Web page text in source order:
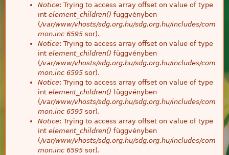
Notice: Trying to access array offset on value of type
int element_children() függvényben
(/var/www/vhosts/sdg.org.hu/sdg.org.hu/includes/com
mon.inc 6595 sor).
Notice: Trying to access array offset on value of type
int element_children() függvényben
(/var/www/vhosts/sdg.org.hu/sdg.org.hu/includes/com
mon.inc 6595 sor).
Notice: Trying to access array offset on value of type
int element_children() függvényben
(/var/www/vhosts/sdg.org.hu/sdg.org.hu/includes/com
mon.inc 6595 sor).
Notice: Trying to access array offset on value of type
int element_children() függvényben
(/var/www/vhosts/sdg.org.hu/sdg.org.hu/includes/com
mon.inc 6595 sor).